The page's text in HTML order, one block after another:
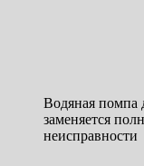
Водяная помпа
заменяется
неисправности